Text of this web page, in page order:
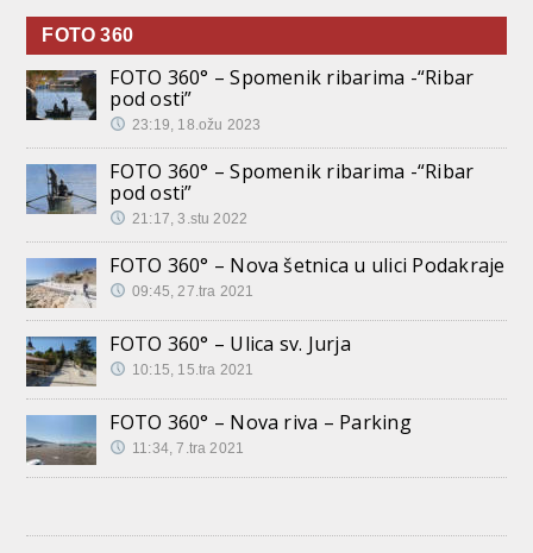
FOTO 360
FOTO 360° – Spomenik ribarima -“Ribar
pod osti”
23:19, 18.ožu 2023
FOTO 360° – Spomenik ribarima -“Ribar
pod osti”
21:17, 3.stu 2022
FOTO 360° – Nova šetnica u ulici Podakraje
09:45, 27.tra 2021
FOTO 360° – Ulica sv. Jurja
10:15, 15.tra 2021
FOTO 360° – Nova riva – Parking
11:34, 7.tra 2021